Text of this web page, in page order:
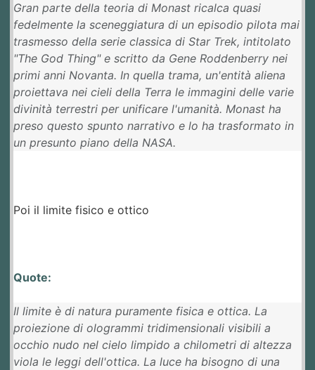
Gran parte della teoria di Monast ricalca quasi
fedelmente la sceneggiatura di un episodio pilota mai
trasmesso della serie classica di Star Trek, intitolato
"The God Thing" e scritto da Gene Roddenberry nei
primi anni Novanta. In quella trama, un'entità aliena
proiettava nei cieli della Terra le immagini delle varie
divinità terrestri per unificare l'umanità. Monast ha
preso questo spunto narrativo e lo ha trasformato in
un presunto piano della NASA.
Poi il limite fisico e ottico
Quote:
Il limite è di natura puramente fisica e ottica. La
proiezione di ologrammi tridimensionali visibili a
occhio nudo nel cielo limpido a chilometri di altezza
viola le leggi dell'ottica. La luce ha bisogno di una